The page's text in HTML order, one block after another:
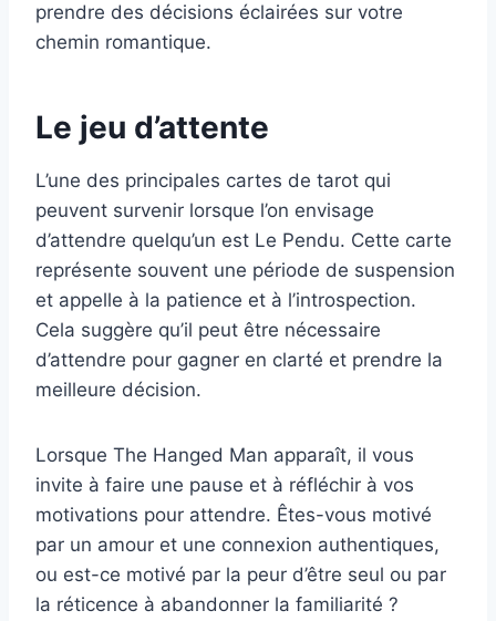
prendre des décisions éclairées sur votre
chemin romantique.
Le jeu d’attente
L’une des principales cartes de tarot qui
peuvent survenir lorsque l’on envisage
d’attendre quelqu’un est Le Pendu. Cette carte
représente souvent une période de suspension
et appelle à la patience et à l’introspection.
Cela suggère qu’il peut être nécessaire
d’attendre pour gagner en clarté et prendre la
meilleure décision.
Lorsque The Hanged Man apparaît, il vous
invite à faire une pause et à réfléchir à vos
motivations pour attendre. Êtes-vous motivé
par un amour et une connexion authentiques,
ou est-ce motivé par la peur d’être seul ou par
la réticence à abandonner la familiarité ?